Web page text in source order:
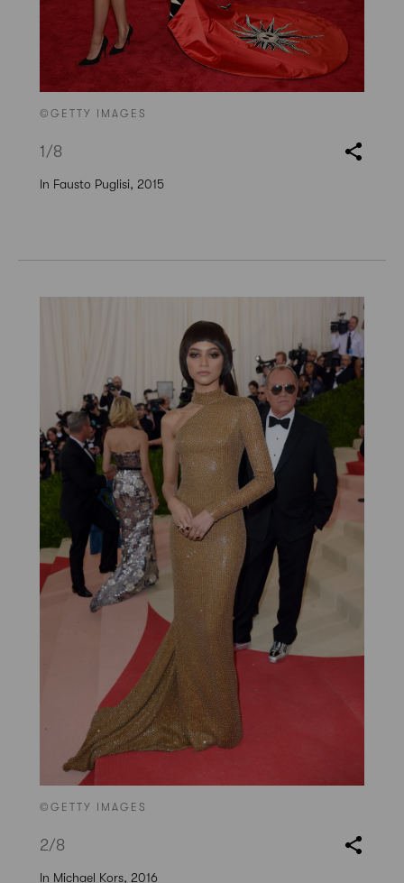
©GETTY IMAGES
1/8
In Fausto Puglisi, 2015
©GETTY IMAGES
2/8
In Michael Kors, 2016